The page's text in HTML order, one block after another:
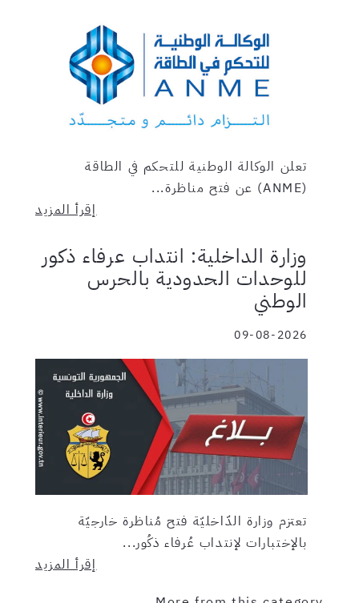
تعلن الوكالة الوطنية للتحكم في الطاقة
(ANME) عن فتح مناظرة...
إقرأ المزيد
وزارة الداخلية: انتداب عرفاء ذكور
للوحدات الحدودية بالحرس
الوطني
09-08-2026
تعتزم وزارة الدّاخليّة فتح مُناظرة خارجيّة
بالإختبارات لإنتداب عُرفاء ذكُور...
إقرأ المزيد